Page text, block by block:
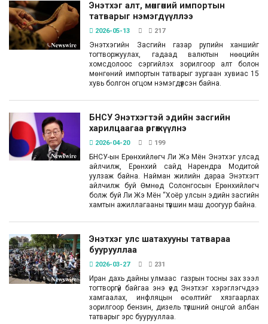
Энэтхэг алт, мөнгөний импортын
татварыг нэмэгдүүллээ
2026-05-13 217
Энэтхэгийн Засгийн газар рупийн ханшийг
тогтворжуулах, гадаад валютын нөөцийн
хомсдолоос сэргийлэх зорилгоор алт болон
мөнгөний импортын татварыг зургаан хувиас 15
хувь болгон огцом нэмэгдүүлсэн байна.
БНСУ Энэтхэгтэй эдийн засгийн
харилцаагаа өргөжүүлнэ
2026-04-20 199
БНСУ-ын Ерөнхийлөгч Ли Жэ Мён Энэтхэг улсад
айлчилж, Ерөнхий сайд Нарендра Модитой
уулзаж байна. Найман жилийн дараа Энэтхэгт
айлчилж буй Өмнөд Солонгосын Ерөнхийлөгч
болж буй Ли Жэ Мён “Хоёр улсын эдийн засгийн
хамтын ажиллагааны түвшин маш доогуур байна.
Энэтхэг улс шатахууны татвараа
буурууллаа
2026-03-27 231
Иран дахь дайны улмаас газрын тосны зах зээл
тогтворгүй байгаа энэ үед Энэтхэг хэрэглэгчдээ
хамгаалах, инфляцын өсөлтийг хязгаарлах
зорилгоор бензин, дизель түлшний онцгой албан
татварыг эрс буурууллаа.